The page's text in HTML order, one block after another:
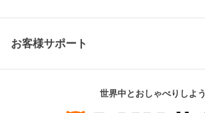
お客様サポート
世界中とおしゃべりしよう